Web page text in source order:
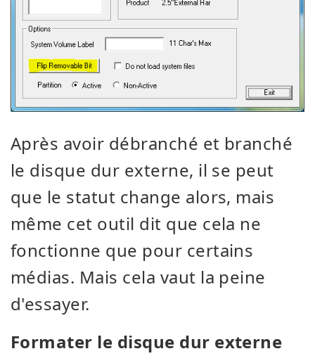
Après avoir débranché et branché
le disque dur externe, il se peut
que le statut change alors, mais
même cet outil dit que cela ne
fonctionne que pour certains
médias. Mais cela vaut la peine
d'essayer.
Formater le disque dur externe